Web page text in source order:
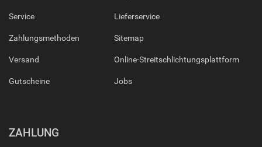
Service
Zahlungsmethoden
Versand
Gutscheine
Lieferservice
Sitemap
Online-Streitschlichtungsplattform
Jobs
ZAHLUNG